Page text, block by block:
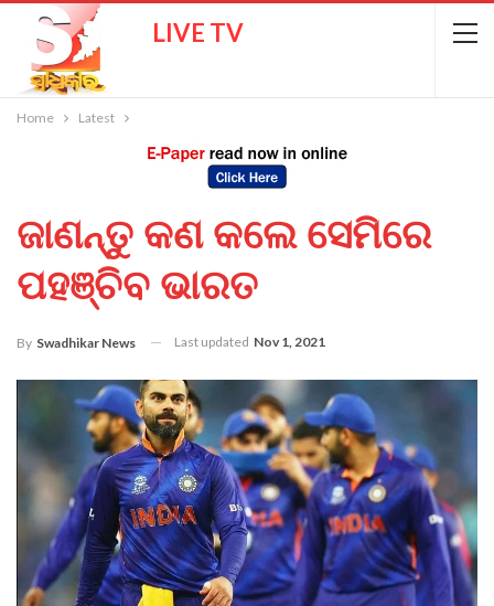
LIVE TV
Home Latest
ଜାଣନ୍ତୁ କଣ କଲେ ସେମିରେ
ପହଞ୍ଚିବ ଭାରତ
By Swadhikar News Last updated Nov 1, 2021